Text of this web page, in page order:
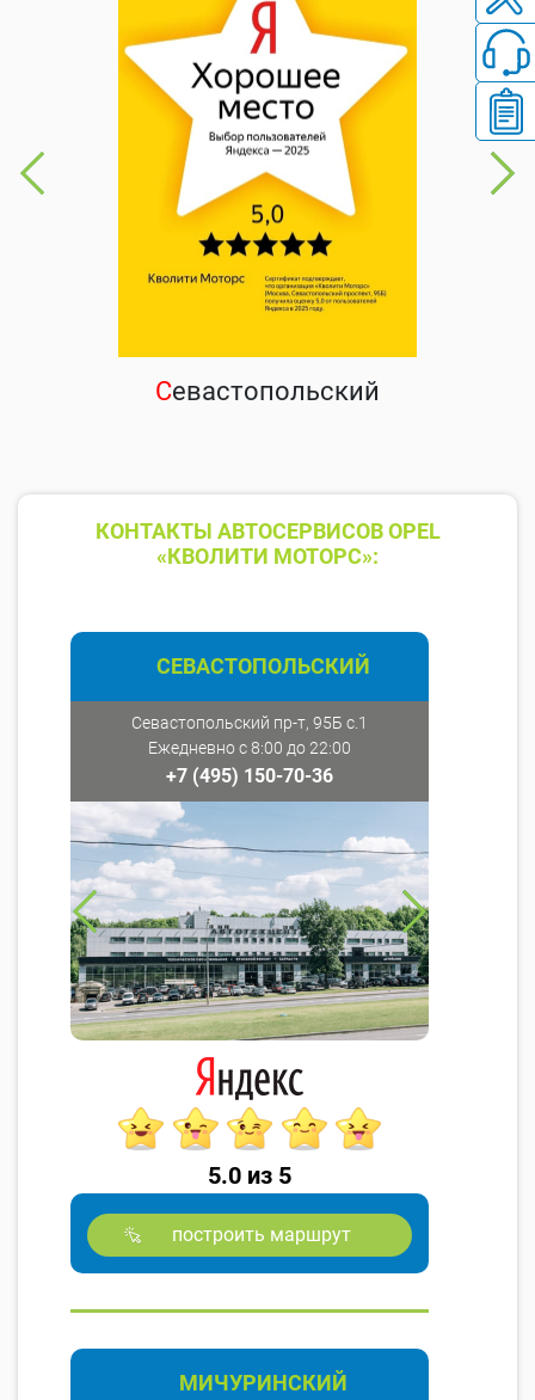
Севастопольский
КОНТАКТЫ АВТОСЕРВИСОВ OPEL
«КВОЛИТИ МОТОРС»:
СЕВАСТОПОЛЬСКИЙ
Севастопольский пр-т, 95Б с.1
Ежедневно с 8:00 до 22:00
+7 (495) 150-70-36
5.0 из 5
построить маршрут
МИЧУРИНСКИЙ